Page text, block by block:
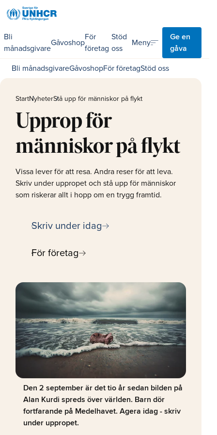
Bli
månadsgivare
Gåvoshop
För
företag
Stöd
oss
Menysort
Ge en
gåva
Bli månadsgivareGåvoshopFör företagStöd oss
StartNyheterStå upp för människor på flykt
Upprop för
människor på flykt
Vissa lever för att resa. Andra reser för att leva.
Skriv under uppropet och stå upp för människor
som riskerar allt i hopp om en trygg framtid.
Skriv under idagarrow_right_alt
För företagarrow_right_alt
Den 2 september är det tio år sedan bilden på
Alan Kurdi spreds över världen. Barn dör
fortfarande på Medelhavet. Agera idag - skriv
under uppropet.